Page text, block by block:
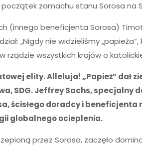
początek zamachu stanu Sorosa na
(innego beneficjenta Sorosa)
„Nigdy nie widzieliśmy
rządzie wszystkich krajów o
elity. Alleluja! „Papież” dał
SDG. Jeffrey Sachs, specjalny
ścisłego doradcy i beneficjenta
globalnego ocieplenia.
przez Sorosa, zaczęło